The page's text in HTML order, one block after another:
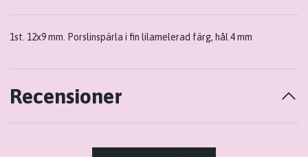
1st. 12x9 mm. Porslinspärla i fin lilamelerad färg, hål 4 mm
Recensioner